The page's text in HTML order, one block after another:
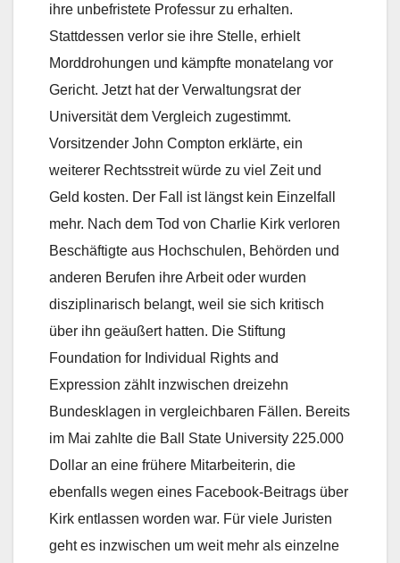
ihre unbefristete Professur zu erhalten.
Stattdessen verlor sie ihre Stelle, erhielt
Morddrohungen und kämpfte monatelang vor
Gericht. Jetzt hat der Verwaltungsrat der
Universität dem Vergleich zugestimmt.
Vorsitzender John Compton erklärte, ein
weiterer Rechtsstreit würde zu viel Zeit und
Geld kosten. Der Fall ist längst kein Einzelfall
mehr. Nach dem Tod von Charlie Kirk verloren
Beschäftigte aus Hochschulen, Behörden und
anderen Berufen ihre Arbeit oder wurden
disziplinarisch belangt, weil sie sich kritisch
über ihn geäußert hatten. Die Stiftung
Foundation for Individual Rights and
Expression zählt inzwischen dreizehn
Bundesklagen in vergleichbaren Fällen. Bereits
im Mai zahlte die Ball State University 225.000
Dollar an eine frühere Mitarbeiterin, die
ebenfalls wegen eines Facebook-Beitrags über
Kirk entlassen worden war. Für viele Juristen
geht es inzwischen um weit mehr als einzelne